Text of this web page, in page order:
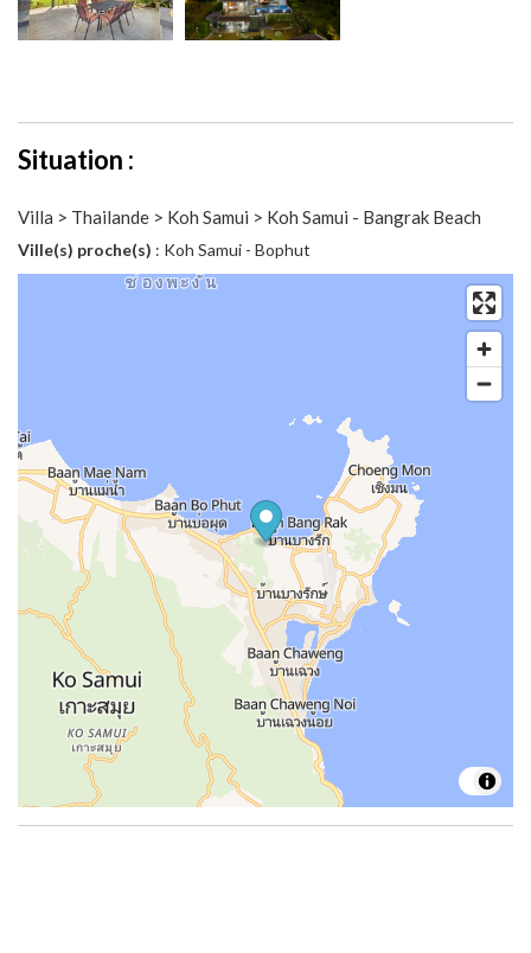
Situation :
Villa > Thailande > Koh Samui > Koh Samui - Bangrak Beach
Ville(s) proche(s) : Koh Samui - Bophut